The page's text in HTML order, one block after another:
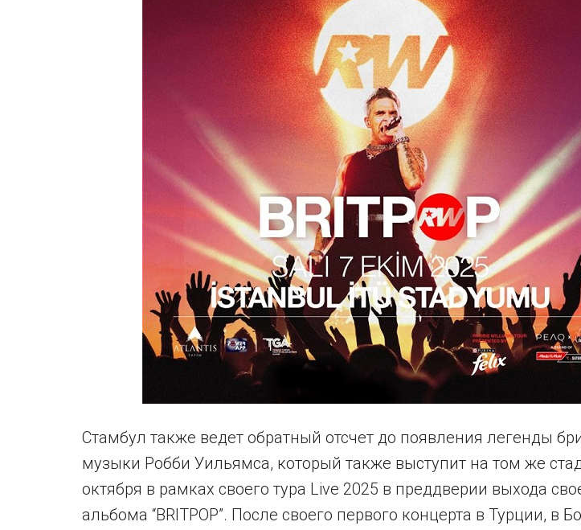
Стамбул также ведет обратный отсчет до появления легенды
музыки Робби Уильямса, который также выступит на том же
октября в рамках своего тура Live 2025 в преддверии выхода
альбома “BRITPOP”. После своего первого концерта в Турции, в